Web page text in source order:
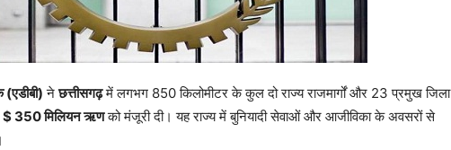
(एडीबी) नेछत्तीसगढ़में लगभग 850 किलोमीटर के कुल दो राज्य राजमार्गों और 23 प्रमुख जिला
$ 350 मिलियन ऋणको मंजूरी दी। यह राज्य में बुनियादी सेवाओं और आजीविका के अवसरों से